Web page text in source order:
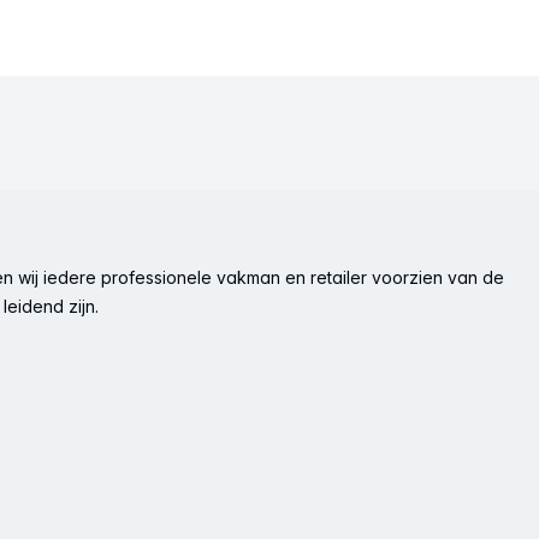
wij iedere professionele vakman en retailer voorzien van de
zijn.